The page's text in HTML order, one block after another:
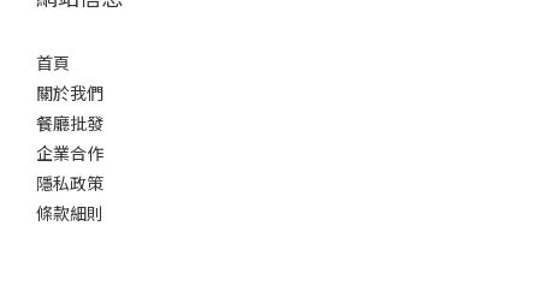
首頁
關於我們
餐廳批發
企業合作
隱私政策
條款細則